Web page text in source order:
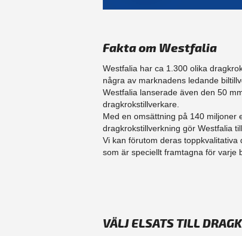
Fakta om Westfalia
Westfalia har ca 1.300 olika
några av marknadens ledande
Westfalia lanserade även den 50
dragkrokstillverkare.
Med en omsättning på 140 miljoner
dragkrokstillverkning gör Westfalia
Vi kan förutom deras
som är speciellt framtagna för varje
VÄLJ ELSATS TILL